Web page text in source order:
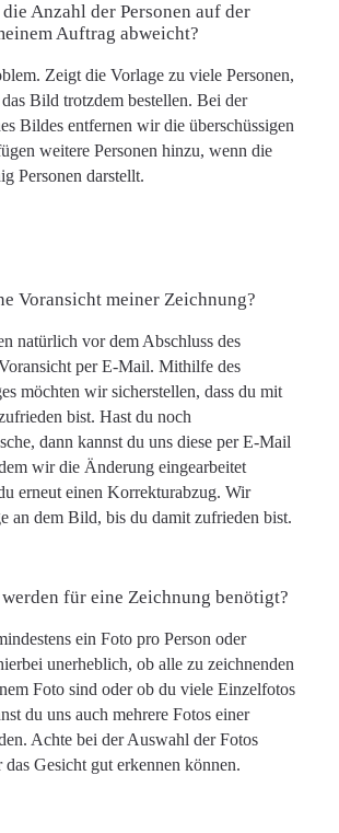
Anzahl der Personen auf der
Auftrag abweicht?
Zeigt die Vorlage zu viele Personen,
Bild trotzdem bestellen. Bei der
Bildes entfernen wir die überschüssigen
weitere Personen hinzu, wenn die
Personen darstellt.
Voransicht meiner Zeichnung?
natürlich vor dem Abschluss des
per E-Mail. Mithilfe des
möchten wir sicherstellen, dass du mit
bist. Hast du noch
dann kannst du uns diese per E-Mail
wir die Änderung eingearbeitet
erneut einen Korrekturabzug. Wir
an dem Bild, bis du damit zufrieden bist.
für eine Zeichnung benötigt?
ein Foto pro Person oder
unerheblich, ob alle zu zeichnenden
Foto sind oder ob du viele Einzelfotos
du uns auch mehrere Fotos einer
Achte bei der Auswahl der Fotos
das Gesicht gut erkennen können.